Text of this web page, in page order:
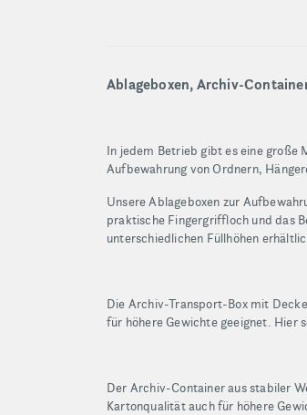
Ablageboxen, Archiv-
In jedem Betrieb gibt es eine große
Aufbewahrung von Ordnern,
Unsere Ablageboxen zur
praktische Fingergriffloch und das
unterschiedlichen Füllhöhen
Die Archiv-Transport-Box mit
für höhere Gewichte geeignet. Hier
Der Archiv-Container aus stabiler
Kartonqualität auch für höhere